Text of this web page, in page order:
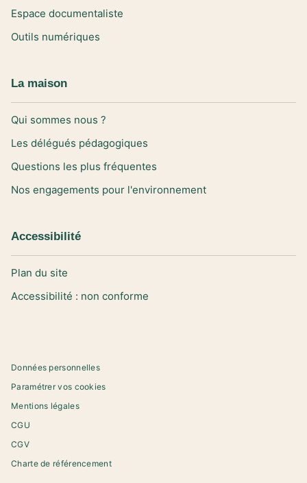
Espace documentaliste
Outils numériques
La maison
Qui sommes nous ?
Les délégués pédagogiques
Questions les plus fréquentes
Nos engagements pour l'environnement
Accessibilité
Plan du site
Accessibilité : non conforme
Données personnelles
Paramétrer vos cookies
Mentions légales
CGU
CGV
Charte de référencement